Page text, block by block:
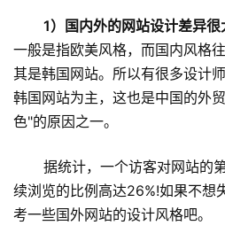
1）国内外的网站设计差异很
一般是指欧美风格，而国内风格
其是韩国网站。所以有很多设计
韩国网站为主，这也是中国的外
色"的原因之一。
据统计，一个访客对网站的
续浏览的比例高达26%!如果不想
考一些国外网站的设计风格吧。